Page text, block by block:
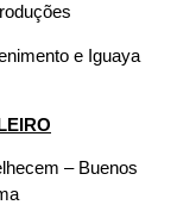
e Iguaya
– Buenos